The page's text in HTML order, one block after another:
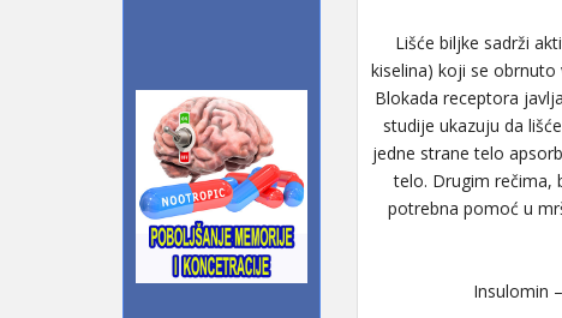
Lišće biljke sadrži
kiselina) koji se
Blokada receptora
studije ukazuju da
jedne strane telo
telo. Drugim rečima,
potrebna pomoć u
Insulomin